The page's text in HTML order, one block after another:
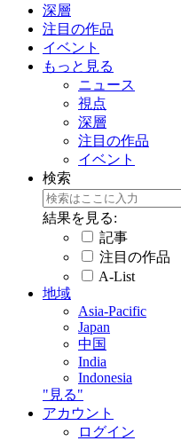
深層
注目の作品
イベント
もっと見る
ニュース
視点
深層
注目の作品
イベント
検索
結果を見る:
記事
注目の作品
A-List
地域
Asia-Pacific
Japan
中国
India
Indonesia
"見る"
アカウント
ログイン